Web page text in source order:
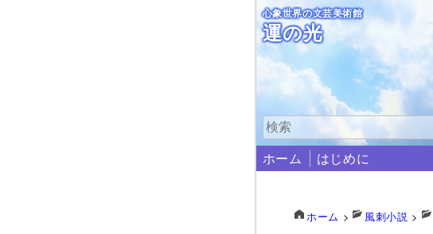
心象世界の文芸美術館
運の光
ホーム はじめに
ホーム > 風刺小説 >